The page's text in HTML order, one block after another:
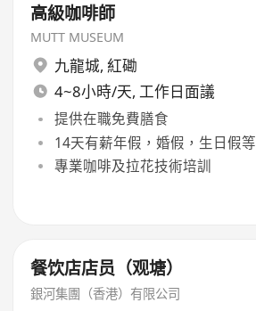
高級咖啡師
MUTT MUSEUM
九龍城, 紅磡
4~8小時/天, 工作日面議
提供在職免費膳食
14天有薪年假，婚假，生日假等
專業咖啡及拉花技術培訓
餐饮店店员（观塘）
銀河集團（香港）有限公司